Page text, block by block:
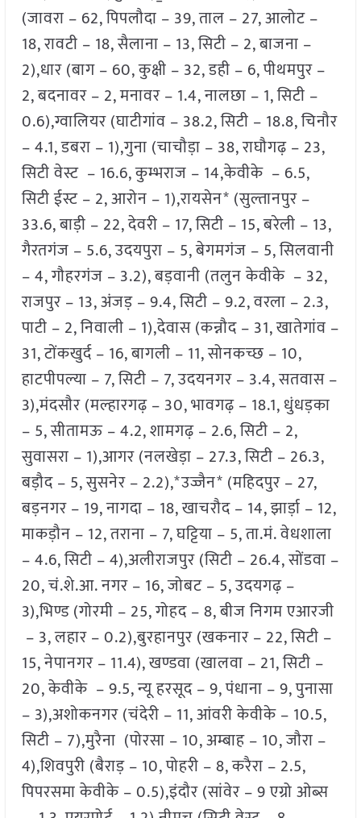
(जावरा – 62, पिपलौदा – 39, ताल – 27, आलोट –
18, रावटी – 18, सैलाना – 13, सिटी – 2, बाजना –
2),धार (बाग – 60, कुक्षी – 32, डही – 6, पीथमपुर –
2, बदनावर – 2, मनावर – 1.4, नालछा – 1, सिटी –
0.6),ग्वालियर (घाटीगांव – 38.2, सिटी – 18.8, चिनौर
– 4.1, डबरा – 1),गुना (चाचौड़ा – 38, राघौगढ़ – 23,
सिटी वेस्ट – 16.6, कुम्भराज – 14,केवीके – 6.5,
सिटी ईस्ट – 2, आरोन – 1),रायसेन* (सुल्तानपुर –
33.6, बाड़ी – 22, देवरी – 17, सिटी – 15, बरेली – 13,
गैरतगंज – 5.6, उदयपुरा – 5, बेगमगंज – 5, सिलवानी
– 4, गौहरगंज – 3.2), बड़वानी (तलुन केवीके – 32,
राजपुर – 13, अंजड़ – 9.4, सिटी – 9.2, वरला – 2.3,
पाटी – 2, निवाली – 1),देवास (कन्नौद – 31, खातेगांव –
31, टोंकखुर्द – 16, बागली – 11, सोनकच्छ – 10,
हाटपीपल्या – 7, सिटी – 7, उदयनगर – 3.4, सतवास –
3),मंदसौर (मल्हारगढ़ – 30, भावगढ़ – 18.1, धुंधड़का
– 5, सीतामऊ – 4.2, शामगढ़ – 2.6, सिटी – 2,
सुवासरा – 1),आगर (नलखेड़ा – 27.3, सिटी – 26.3,
बड़ौद – 5, सुसनेर – 2.2),*उज्जैन* (महिदपुर – 27,
बड़नगर – 19, नागदा – 18, खाचरौद – 14, झार्ड़ा – 12,
माकड़ौन – 12, तराना – 7, घट्टिया – 5, ता.मं. वेधशाला
– 4.6, सिटी – 4),अलीराजपुर (सिटी – 26.4, सोंडवा –
20, चं.शे.आ. नगर – 16, जोबट – 5, उदयगढ़ –
3),भिण्ड (गोरमी – 25, गोहद – 8, बीज निगम एआरजी
– 3, लहार – 0.2),बुरहानपुर (खकनार – 22, सिटी –
15, नेपानगर – 11.4), खण्डवा (खालवा – 21, सिटी –
20, केवीके – 9.5, न्यू हरसूद – 9, पंधाना – 9, पुनासा
– 3),अशोकनगर (चंदेरी – 11, आंवरी केवीके – 10.5,
सिटी – 7),मुरैना (पोरसा – 10, अम्बाह – 10, जौरा –
4),शिवपुरी (बैराड़ – 10, पोहरी – 8, करैरा – 2.5,
पिपरसमा केवीके – 0.5),इंदौर (सांवेर – 9 एग्रो ओब्स